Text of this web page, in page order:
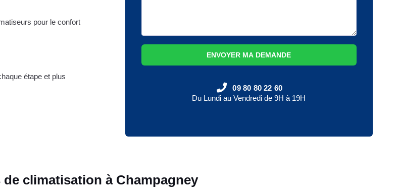
pour le confort
étape et plus
ENVOYER MA DEMANDE
09 80 80 22 60
Du Lundi au Vendredi de 9H à 19H
de climatisation à Champagney